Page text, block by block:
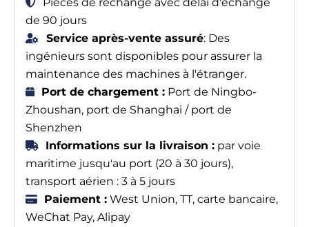
de 90 jours
Service après-vente assuré: Des
ingénieurs sont disponibles pour assurer la
maintenance des machines à l'étranger.
Port de chargement : Port de Ningbo-
Zhoushan, port de Shanghai / port de
Shenzhen
Informations sur la livraison : par voie
maritime jusqu'au port (20 à 30 jours),
transport aérien : 3 à 5 jours
Paiement : West Union, TT, carte bancaire,
WeChat Pay, Alipay